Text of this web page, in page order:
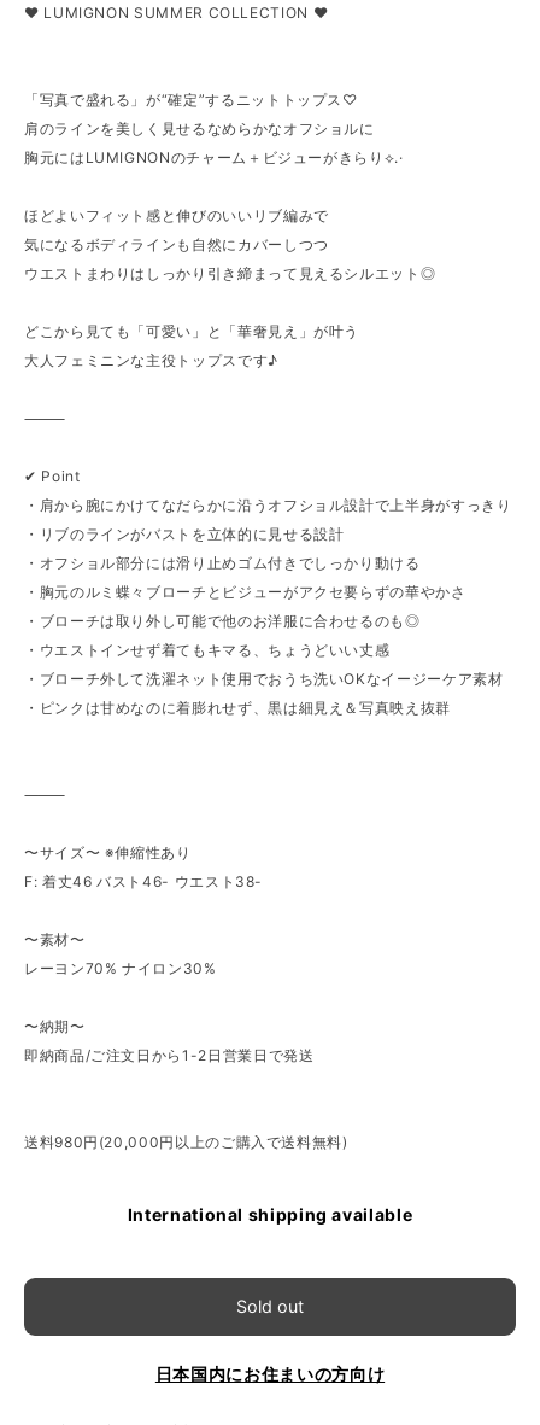
♥ LUMIGNON SUMMER COLLECTION ♥
「写真で盛れる」が“確定”するニットトップス♡
肩のラインを美しく見せるなめらかなオフショルに
胸元にはLUMIGNONのチャーム＋ビジューがきらり⟡.·
ほどよいフィット感と伸びのいいリブ編みで
気になるボディラインも自然にカバーしつつ
ウエストまわりはしっかり引き締まって見えるシルエット◎
どこから見ても「可愛い」と「華奢見え」が叶う
大人フェミニンな主役トップスです♪
⸻
✔︎ Point
・肩から腕にかけてなだらかに沿うオフショル設計で上半身がすっきり
・リブのラインがバストを立体的に見せる設計
・オフショル部分には滑り止めゴム付きでしっかり動ける
・胸元のルミ蝶々ブローチとビジューがアクセ要らずの華やかさ
・ブローチは取り外し可能で他のお洋服に合わせるのも◎
・ウエストインせず着てもキマる、ちょうどいい丈感
・ブローチ外して洗濯ネット使用でおうち洗いOKなイージーケア素材
・ピンクは甘めなのに着膨れせず、黒は細見え＆写真映え抜群
⸻
〜サイズ〜 ※伸縮性あり
F: 着丈46 バスト46- ウエスト38-
〜素材〜
レーヨン70% ナイロン30%
〜納期〜
即納商品/ご注文日から1-2日営業日で発送
送料980円(20,000円以上のご購入で送料無料)
International shipping available
Sold out
日本国内にお住まいの方向け